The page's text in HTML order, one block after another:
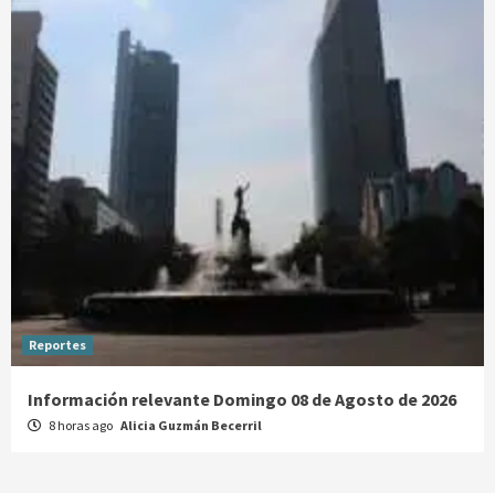
Reportes
Información relevante Domingo 08 de Agosto de 2026
8 horas ago Alicia Guzmán Becerril